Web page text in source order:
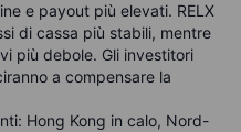
e payout più elevati. RELX
di cassa più stabili, mentre
più debole. Gli investitori
a compensare la
Hong Kong in calo, Nord-